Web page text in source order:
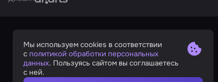
Мы используем cookies в соответствии
с политикой обработки персональных
данных. Пользуясь сайтом вы соглашаетесь
с ней.